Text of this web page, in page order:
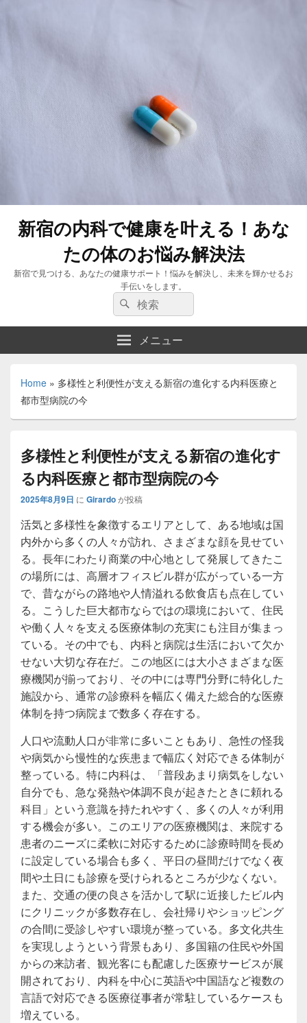
新宿の内科で健康を叶える！あな
たの体のお悩み解決法
新宿で見つける、あなたの健康サポート！悩みを解決し、未来を輝かせるお
手伝いをします。
検
索:
検
索
メニュー
Home » 多様性と利便性が支える新宿の進化する内科医療と
都市型病院の今
多様性と利便性が支える新宿の進化す
る内科医療と都市型病院の今
2025年8月9日 に Girardoが投稿
活気と多様性を象徴するエリアとして、ある地域は国
内外から多くの人々が訪れ、さまざまな顔を見せてい
る。 長年にわたり商業の中心地として発展してきたこ
の場所には、高層オフィスビル群が広がっている一方
で、昔ながらの路地や人情溢れる飲食店も点在してい
る。こうした巨大都市ならではの環境において、住民
や働く人々を支える医療体制の充実にも注目が集まっ
ている。その中でも、内科と病院は生活において欠か
せない大切な存在だ。この地区には大小さまざまな医
療機関が揃っており、その中には専門分野に特化した
施設から、通常の診療科を幅広く備えた総合的な医療
体制を持つ病院まで数多く存在する。
人口や流動人口が非常に多いこともあり、急性の怪我
や病気から慢性的な疾患まで幅広く対応できる体制が
整っている。特に内科は、「普段あまり病気をしない
自分でも、急な発熱や体調不良が起きたときに頼れる
科目」という意識を持たれやすく、多くの人々が利用
する機会が多い。このエリアの医療機関は、来院する
患者のニーズに柔軟に対応するために診療時間を長め
に設定している場合も多く、平日の昼間だけでなく夜
間や土日にも診療を受けられるところが少なくない。
また、交通の便の良さを活かして駅に近接したビル内
にクリニックが多数存在し、会社帰りやショッピング
の合間に受診しやすい環境が整っている。多文化共生
を実現しようという背景もあり、多国籍の住民や外国
からの来訪者、観光客にも配慮した医療サービスが展
開されており、内科を中心に英語や中国語など複数の
言語で対応できる医療従事者が常駐しているケースも
増えている。